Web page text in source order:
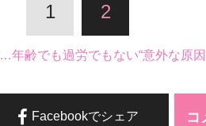
1 2
齢でも過労でもない“意外な原因
コ
Facebookでシェア